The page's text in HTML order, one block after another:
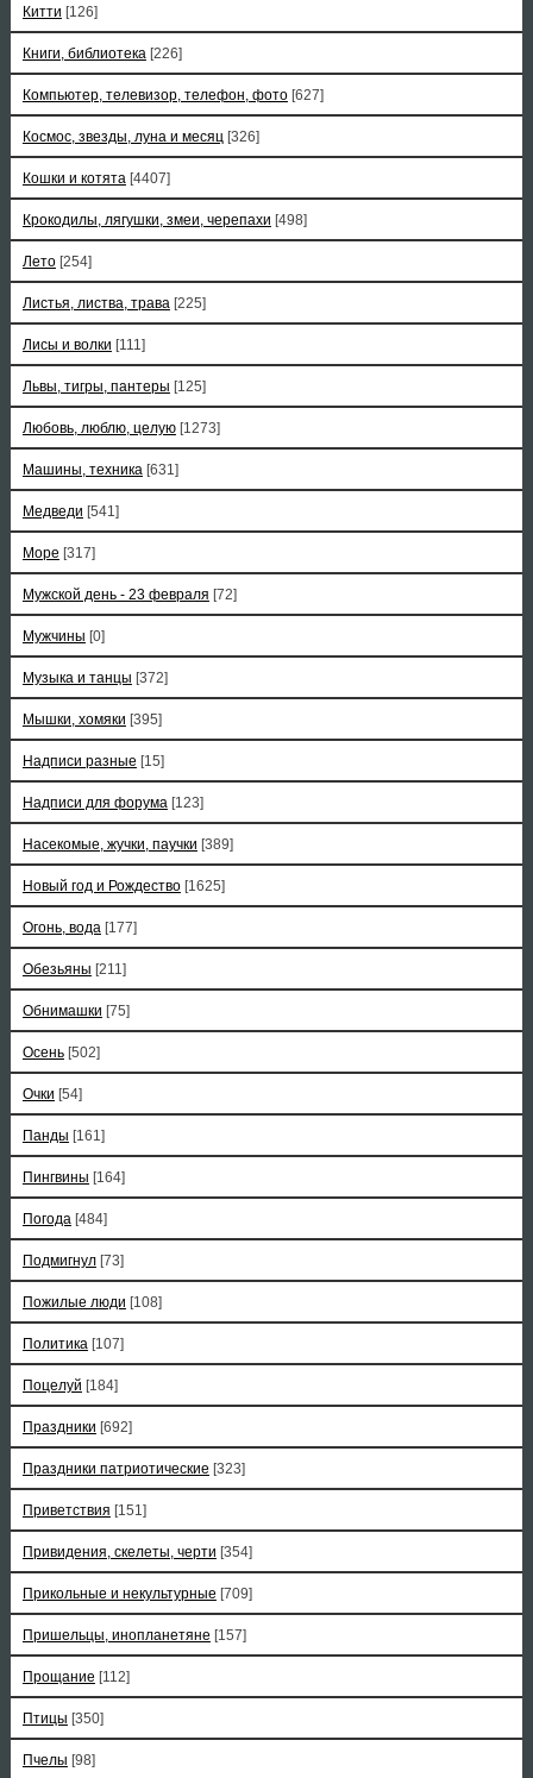
Китти [126]
Книги, библиотека [226]
Компьютер, телевизор, телефон, фото [627]
Космос, звезды, луна и месяц [326]
Кошки и котята [4407]
Крокодилы, лягушки, змеи, черепахи [498]
Лето [254]
Листья, листва, трава [225]
Лисы и волки [111]
Львы, тигры, пантеры [125]
Любовь, люблю, целую [1273]
Машины, техника [631]
Медведи [541]
Море [317]
Мужской день - 23 февраля [72]
Мужчины [0]
Музыка и танцы [372]
Мышки, хомяки [395]
Надписи разные [15]
Надписи для форума [123]
Насекомые, жучки, паучки [389]
Новый год и Рождество [1625]
Огонь, вода [177]
Обезьяны [211]
Обнимашки [75]
Осень [502]
Очки [54]
Панды [161]
Пингвины [164]
Погода [484]
Подмигнул [73]
Пожилые люди [108]
Политика [107]
Поцелуй [184]
Праздники [692]
Праздники патриотические [323]
Приветствия [151]
Привидения, скелеты, черти [354]
Прикольные и некультурные [709]
Пришельцы, инопланетяне [157]
Прощание [112]
Птицы [350]
Пчелы [98]